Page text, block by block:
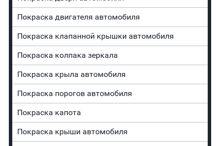
Покраска двигателя автомобиля
Покраска клапанной крышки автомобиля
Покраска колпака зеркала
Покраска крыла автомобиля
Покраска порогов автомобиля
Покраска капота
Покраска крыши автомобиля